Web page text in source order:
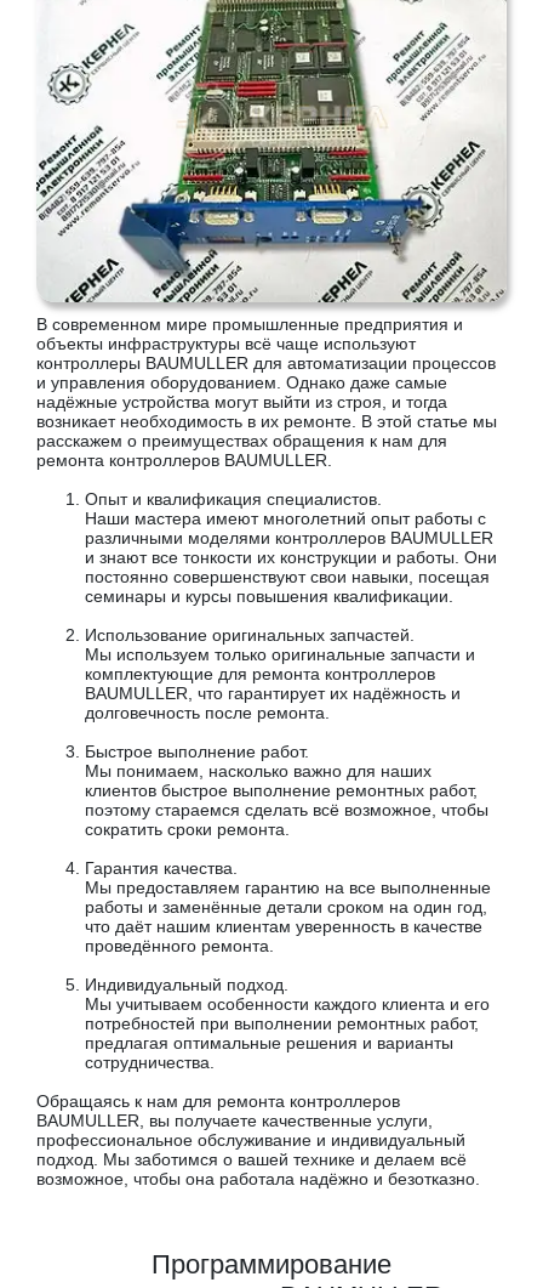
В современном мире промышленные предприятия и
объекты инфраструктуры всё чаще используют
контроллеры BAUMULLER для автоматизации процессов
и управления оборудованием. Однако даже самые
надёжные устройства могут выйти из строя, и тогда
возникает необходимость в их ремонте. В этой статье мы
расскажем о преимуществах обращения к нам для
ремонта контроллеров BAUMULLER.
Опыт и квалификация специалистов.
Наши мастера имеют многолетний опыт работы с
различными моделями контроллеров BAUMULLER
и знают все тонкости их конструкции и работы. Они
постоянно совершенствуют свои навыки, посещая
семинары и курсы повышения квалификации.
Использование оригинальных запчастей.
Мы используем только оригинальные запчасти и
комплектующие для ремонта контроллеров
BAUMULLER, что гарантирует их надёжность и
долговечность после ремонта.
Быстрое выполнение работ.
Мы понимаем, насколько важно для наших
клиентов быстрое выполнение ремонтных работ,
поэтому стараемся сделать всё возможное, чтобы
сократить сроки ремонта.
Гарантия качества.
Мы предоставляем гарантию на все выполненные
работы и заменённые детали сроком на один год,
что даёт нашим клиентам уверенность в качестве
проведённого ремонта.
Индивидуальный подход.
Мы учитываем особенности каждого клиента и его
потребностей при выполнении ремонтных работ,
предлагая оптимальные решения и варианты
сотрудничества.
Обращаясь к нам для ремонта контроллеров
BAUMULLER, вы получаете качественные услуги,
профессиональное обслуживание и индивидуальный
подход. Мы заботимся о вашей технике и делаем всё
возможное, чтобы она работала надёжно и безотказно.
Программирование